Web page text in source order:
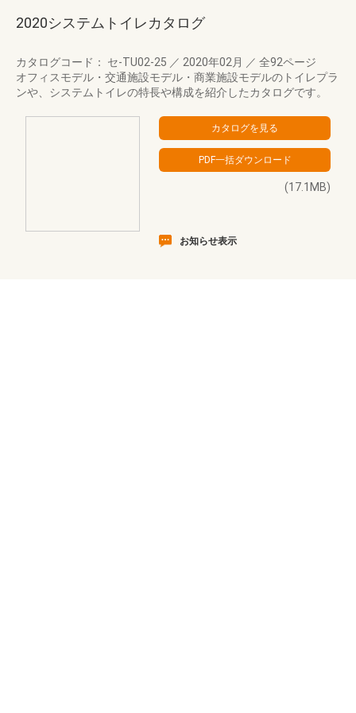
2020システムトイレカタログ
カタログコード： セ-TU02-25 ／ 2020年02月 ／ 全92ページ
オフィスモデル・交通施設モデル・商業施設モデルのトイレプラ
ンや、システムトイレの特長や構成を紹介したカタログです。
(17.1MB)
お知らせ表示